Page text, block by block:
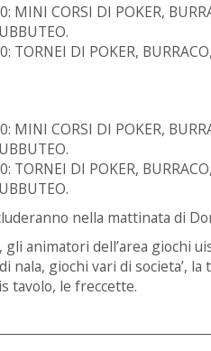
MINI CORSI DI POKER,
TORNEI DI POKER,
MINI CORSI DI POKER,
TORNEI DI POKER,
nella mattinata di
gli animatori dell’area giochi
nala, giochi vari di societa’,
tavolo, le freccette.